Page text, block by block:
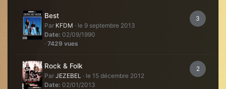
3
Best
Par KFDM · le 9 septembre 2013
Date: 02/09/1990
· 7429 vues
2
Rock & Folk
Par JEZEBEL · le 15 décembre 2012
Date: 02/01/2013